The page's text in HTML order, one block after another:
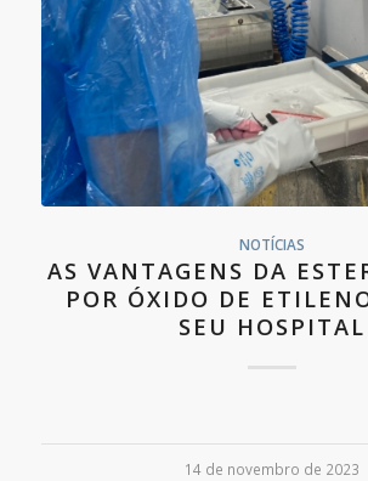
NOTÍCIAS
AS VANTAGENS DA
POR ÓXIDO DE
SEU HOSPITAL
14 de novembro de 2023